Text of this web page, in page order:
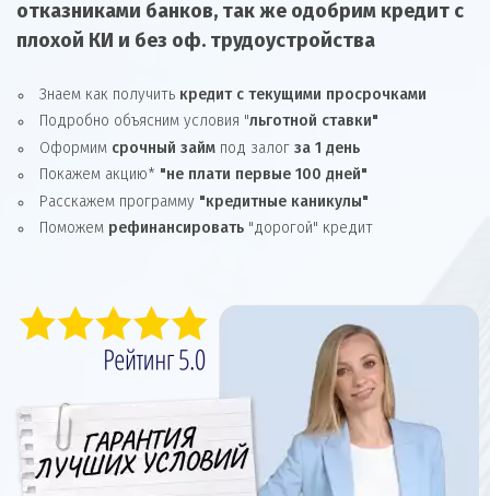
отказниками банков, так же одобрим кредит с
плохой КИ и без оф. трудоустройства
Знаем как получить кредит с текущими просрочками
Подробно объясним условия "льготной ставки"
Оформим срочный займ под залог за 1 день
Покажем акцию* "не плати первые 100 дней"
Расскажем программу "кредитные каникулы"
Поможем рефинансировать "дорогой" кредит